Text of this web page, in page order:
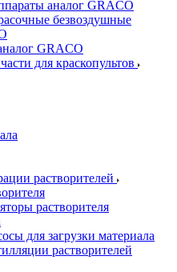
аналог GRACO
безвоздушные
GRACO
для краскопультов
растворителей
растворителя
для загрузки материала
растворителей